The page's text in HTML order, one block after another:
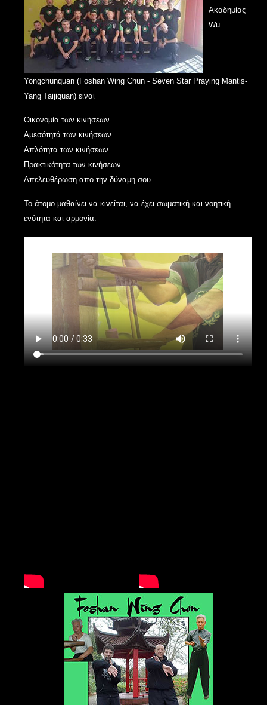
Ακαδημίας
Wu
Yongchunquan (Foshan Wing Chun - Seven Star Praying Mantis-
Yang Taijiquan) είναι
Οικονομία των κινήσεων
Αμεσότητά των κινήσεων
Απλότητα των κινήσεων
Πρακτικότητα των κινήσεων
Απελευθέρωση απο την δύναμη σου
Το άτομο μαθαίνει να κινείται, να έχει σωματική και νοητική
ενότητα και αρμονία.